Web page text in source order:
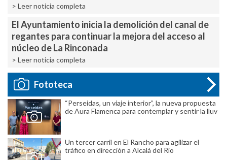
> Leer noticia completa
El Ayuntamiento inicia la demolición del canal de
regantes para continuar la mejora del acceso al
núcleo de La Rinconada
> Leer noticia completa
Fototeca
“Perseidas, un viaje interior”, la nueva propuesta
de Aura Flamenca para contemplar y sentir la lluv
Un tercer carril en El Rancho para agilizar el
tráfico en dirección a Alcalá del Río